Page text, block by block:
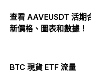
查看 AAVEUSDT 活期
新價格、圖表和數據！
BTC 現貨 ETF 流量